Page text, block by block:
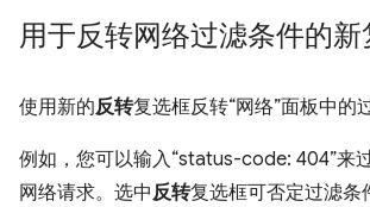
用于反转网络过滤条件的新
使用新的反转复选框反转“网络”面板中的
例如，您可以输入“status-code: 404”来
网络请求。选中反转复选框可否定过滤条